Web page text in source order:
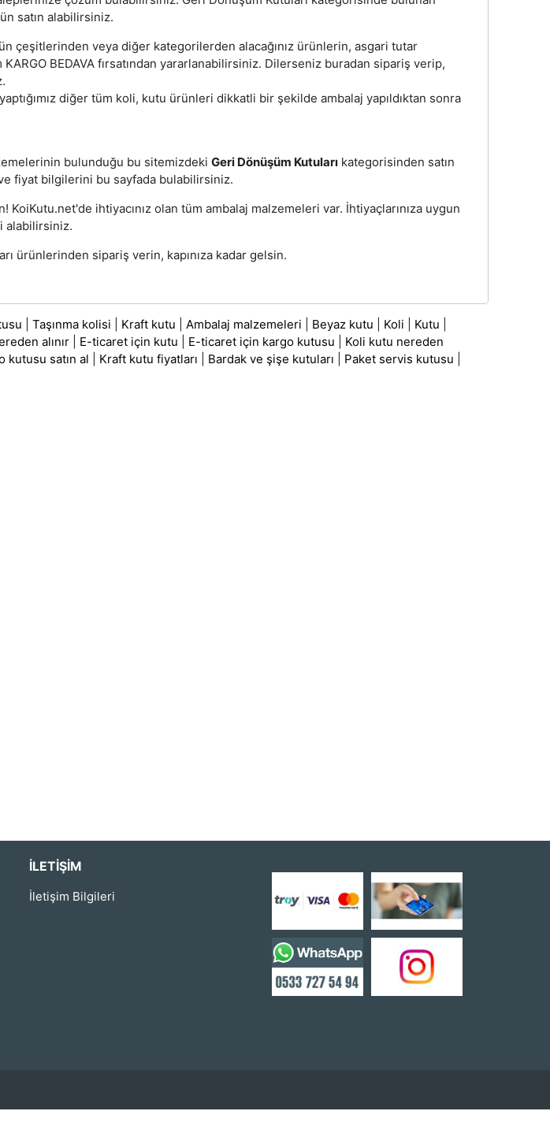
satın alabilirsiniz.
çeşitlerinden veya diğer kategorilerden alacağınız ürünlerin, asgari tutar
BEDAVA fırsatından yararlanabilirsiniz. Dilerseniz buradan sipariş verip,
yaptığımız diğer tüm koli, kutu ürünleri dikkatli bir şekilde ambalaj yapıldıktan sonra
bulunduğu bu sitemizdeki Geri Dönüşüm Kutularıkategorisinden satın
fiyat bilgilerini bu sayfada bulabilirsiniz.
KoiKutu.net'de ihtiyacınız olan tüm ambalaj malzemeleri var. İhtiyaçlarınıza uygun
alabilirsiniz.
ürünlerinden sipariş verin, kapınıza kadar gelsin.
Taşınma kolisi Kraft kutu Ambalaj malzemeleri Beyaz kutu Koli Kutu
alınır| E-ticaret için kutu E-ticaret için kargo kutusu
Koli kutu nereden
kutusu satın al Kraft kutu fiyatları Bardak ve şişe kutuları Paket servis kutusu
İLETIŞIM
İletişim Bilgileri